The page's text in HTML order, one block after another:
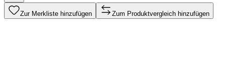
Zur Merkliste hinzufügen Zum Produktvergleich hinzufügen